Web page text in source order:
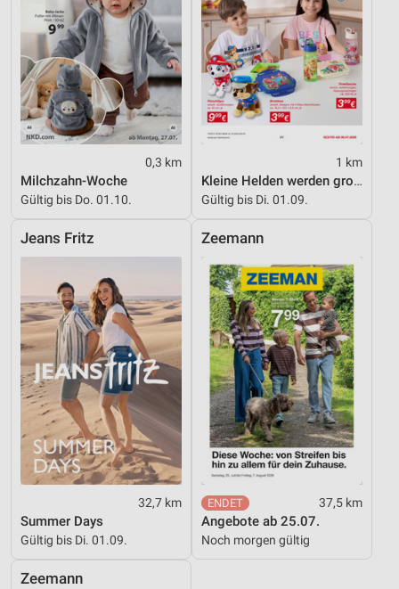
0,3 km
Milchzahn-Woche
Gültig bis Do. 01.10.
1 km
Kleine Helden werden gross
Gültig bis Di. 01.09.
Jeans Fritz
32,7 km
Summer Days
Gültig bis Di. 01.09.
Zeemann
37,5 km
Angebote ab 25.07.
Noch morgen gültig
Zeemann